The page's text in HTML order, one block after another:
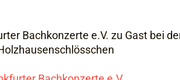
Bachkonzerte e.V. zu Gast bei